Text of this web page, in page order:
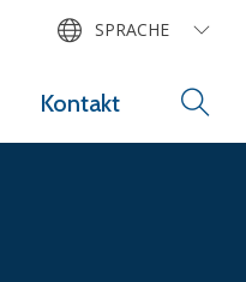
Kontakt
SPRACHE